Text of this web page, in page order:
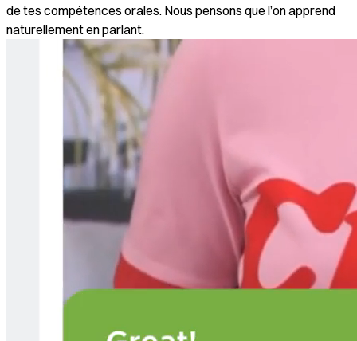
words
de tes compétences orales. Nous pensons que l’on apprend
naturellement en parlant.